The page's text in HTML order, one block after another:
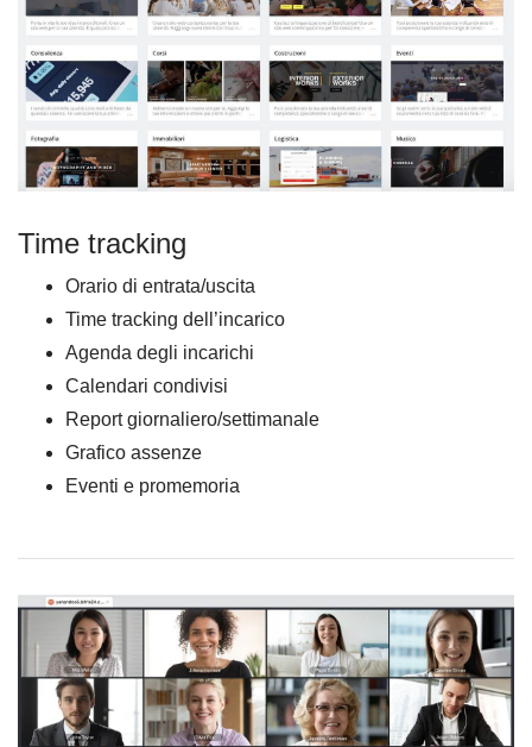
Time tracking
Orario di entrata/uscita
Time tracking dell’incarico
Agenda degli incarichi
Calendari condivisi
Report giornaliero/settimanale
Grafico assenze
Eventi e promemoria